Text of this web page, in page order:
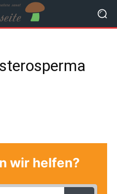
wir helfen?